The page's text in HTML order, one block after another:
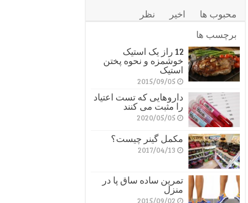
محبوب ها اخیر
نظر
برچسب ها
12 راز یک استیک
خوشمزه و نحوه پختن
استیک
2015/09/05
داروهایی که تست اعتیاد
را مثبت می کنند
2020/05/05
مکمل گینر چیست؟
2017/04/13
تمرین ساده ساق پا در
منزل
2015/09/02